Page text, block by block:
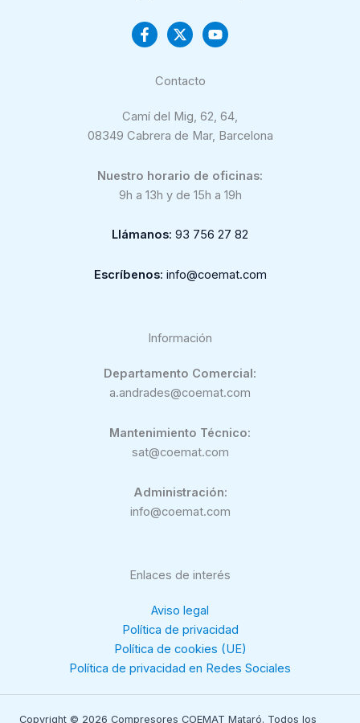
Contacto
Camí del Mig, 62, 64,
08349 Cabrera de Mar, Barcelona
Nuestro horario de oficinas:
9h a 13h y de 15h a 19h
Llámanos: 93 756 27 82
Escríbenos: info@coemat.com
Información
Departamento Comercial:
a.andrades@coemat.com
Mantenimiento Técnico:
sat@coemat.com
Administración:
info@coemat.com
Enlaces de interés
Aviso legal
Política de privacidad
Política de cookies (UE)
Política de privacidad en Redes Sociales
Copyright © 2026 Compresores COEMAT Mataró. Todos los